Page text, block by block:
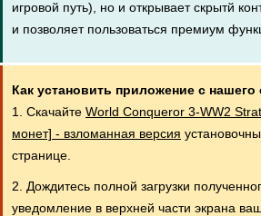
игровой путь), но и открывает скрытй
и позволяет пользоваться премиум
Как установить приложение с нашего
1. Скачайте World Conqueror 3-WW2
монет] - взломанная версия
странице.
2. Дождитесь полной загрузки
уведомление в верхней части экрана